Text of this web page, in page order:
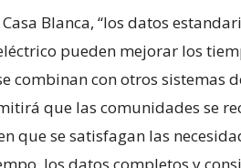
Blanca, “los datos
pueden mejorar los
combinan con otros sistemas
que las comunidades se
que se satisfagan las